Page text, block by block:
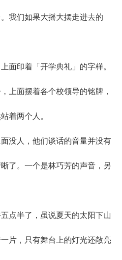
我们如果大摇大摆走进去的
印着「开学典礼」的字样。
上面摆着各个校领导的铭牌，
着两个人。
人，他们谈话的音量并没有
了。一个是林巧芳的声音，另
半了，虽说夏天的太阳下山
片，只有舞台上的灯光还敞亮